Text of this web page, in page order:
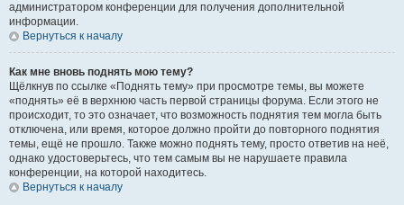
администратором конференции для получения дополнительной
информации.
Вернуться к началу
Как мне вновь поднять мою тему?
Щёлкнув по ссылке «Поднять тему» при просмотре темы, вы можете
«поднять» её в верхнюю часть первой страницы форума. Если этого не
происходит, то это означает, что возможность поднятия тем могла быть
отключена, или время, которое должно пройти до повторного поднятия
темы, ещё не прошло. Также можно поднять тему, просто ответив на неё,
однако удостоверьтесь, что тем самым вы не нарушаете правила
конференции, на которой находитесь.
Вернуться к началу